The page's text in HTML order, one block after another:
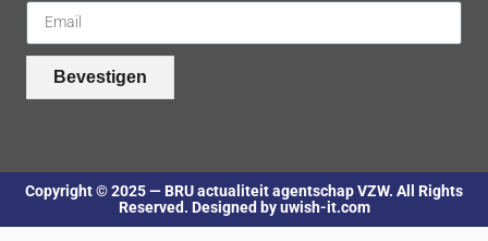
Bevestigen
Copyright © 2025 — BRU actualiteit agentschap VZW. All Rights
Reserved. Designed by uwish-it.com